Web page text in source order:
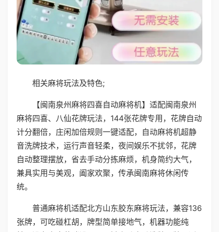
相关麻将玩法及特色;
【闽南泉州麻将四喜自动麻将机】适配闽南泉州
麻将四喜、八仙花牌玩法，144张花牌专用，花牌自动
计分翻倍，庄闲加倍规则一键适配，自动麻将机超静
音洗牌技术，运行声音轻柔，夜间娱乐不扰邻，花牌
自动整理摆放，省去手动分拣麻烦，机身简约大气，
兼具实用与美观，阖家欢聚，传承闽南麻将休闲传
统。
普通麻将机适配北方山东胶东麻将玩法，兼容136
张牌，可吃碰杠胡，牌型简单接地气，机器功能纯